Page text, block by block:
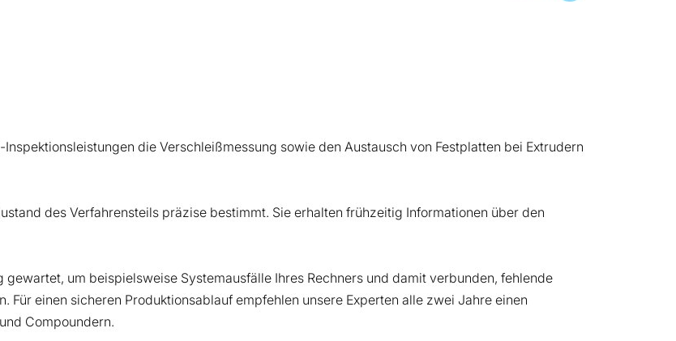
die Verschleißmessung sowie den Austausch von Festplatten bei Extrudern
des Verfahrensteils präzise bestimmt. Sie erhalten frühzeitig Informationen über den
um beispielsweise Systemausfälle Ihres Rechners und damit verbunden, fehlende
einen sicheren Produktionsablauf empfehlen unsere Experten alle zwei Jahre einen
Compoundern.